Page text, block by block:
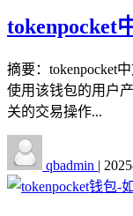
tokenpocket
摘要：tokenpocket
使用该钱包的用户
关的交易操作...
qbadmin |